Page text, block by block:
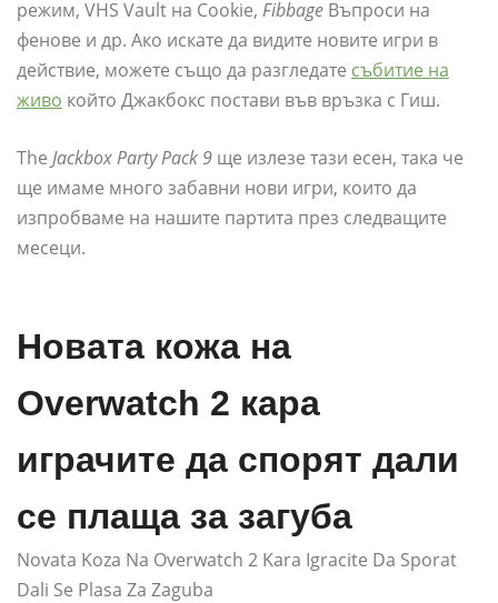
режим, VHS Vault на Cookie, Fibbage Въпроси на
фенове и др. Ако искате да видите новите игри в
действие, можете също да разгледате събитие на
живо който Джакбокс постави във връзка с Гиш.
The Jackbox Party Pack 9 ще излезе тази есен, така че
ще имаме много забавни нови игри, които да
изпробваме на нашите партита през следващите
месеци.
Новата кожа на
Overwatch 2 кара
играчите да спорят дали
се плаща за загуба
Novata Koza Na Overwatch 2 Kara Igracite Da Sporat
Dali Se Plasa Za Zaguba